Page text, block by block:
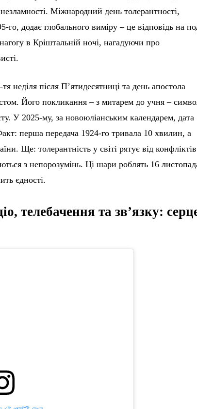
Міжнародний день толерантності,
додає глобального виміру – це відповідь на
в Кріштальній ночі, нагадуючи про
неділя після П’ятидесятниці та день апостола
Його покликання – з митарем до учня –
У 2025-му, за новоюліанським календарем, дата
перша передача 1924-го тривала 10 хвилин, а
Ще: толерантність у світі рятує від
з непорозумінь. Ці шари роблять 16
єдності.
телебачення та зв’язку: